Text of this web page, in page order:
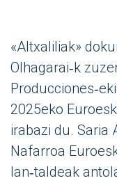
«Altxaliliak»
Olhagarai‑k
2025eko
irabazi du. Saria
Nafarroa
lan‑taldeak